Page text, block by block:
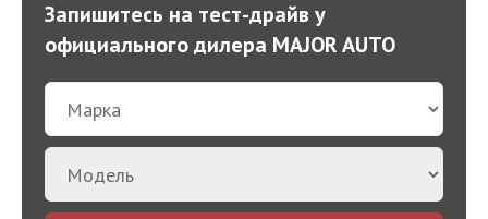
Запишитесь на тест-драйв у
официального дилера MAJOR AUTO